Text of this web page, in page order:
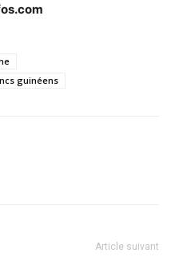
guinéens
Article suivant